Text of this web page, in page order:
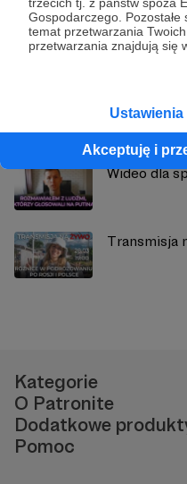
Gospodarczego. Pozostałe
temat przetwarzania
przetwarzania znajdują się
Akceptuję i
Zobacz również
Okolica w
Wideo dla
Transmisja
Kategorie
O Patronite
Dodatkowe
Pomoc